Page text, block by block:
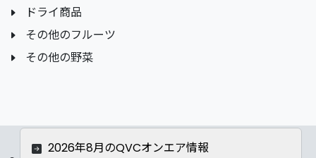
ドライ商品
その他のフルーツ
その他の野菜
2026年8月のQVCオンエア情報